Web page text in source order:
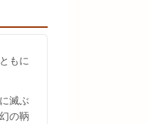
もに
滅ぶ
の鞆